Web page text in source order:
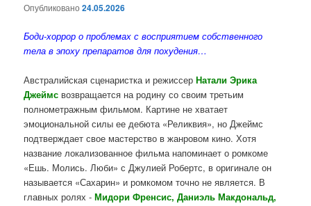
Опубликовано24.05.2026
Боди-хоррор о проблемах с восприятием собственного
тела в эпоху препаратов для похудения…
Австралийская сценаристка и режиссерНатали Эрика
Джеймс возвращается на родину со своим третьим
полнометражным фильмом. Картине не хватает
эмоциональной силы ее дебюта «Реликвия», но Джеймс
подтверждает свое мастерство в жанровом кино. Хотя
название локализованное фильма напоминает о ромкоме
«Ешь. Молись. Люби» с Джулией Робертс, в оригинале он
называется «Сахарин» и ромкомом точно не является. В
главных ролях -Мидори Френсис, Даниэль Макдональд,